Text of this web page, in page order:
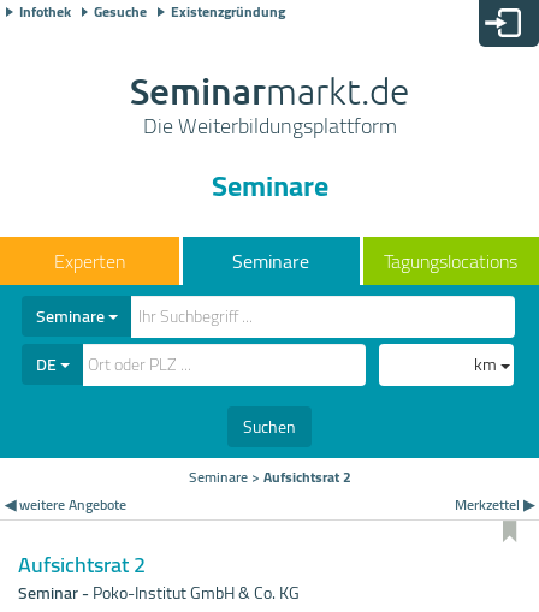
Infothek Gesuche Existenzgründung
Seminarmarkt.de
Die Weiterbildungsplattform
Seminare
Seminare Tagungslocations
Seminare
DE
km
Suchen
Seminare>Aufsichtsrat 2
◀ weitere Angebote
Merkzettel ▶
Aufsichtsrat 2
Seminar-Poko-Institut GmbH & Co. KG